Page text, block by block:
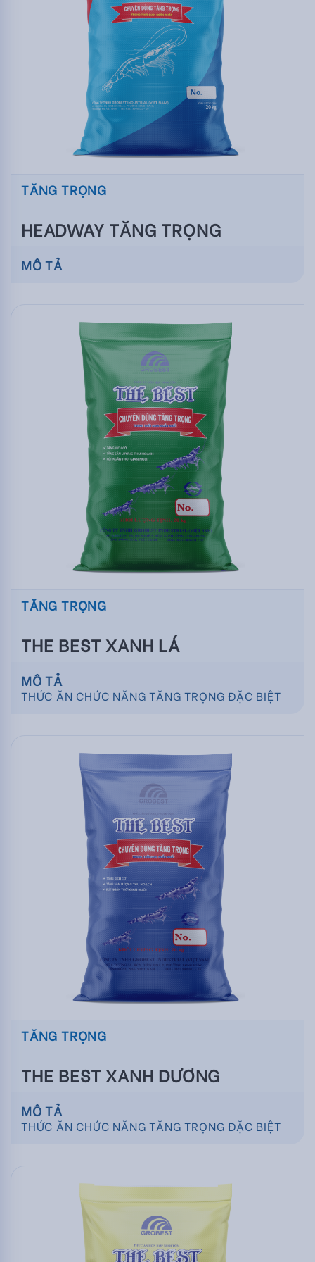
TĂNG TRỌNG
HEADWAY TĂNG TRỌNG
MÔ TẢ
TĂNG TRỌNG
THE BEST XANH LÁ
MÔ TẢ
THỨC ĂN CHỨC NĂNG TĂNG TRỌNG ĐẶC BIỆT
TĂNG TRỌNG
THE BEST XANH DƯƠNG
MÔ TẢ
THỨC ĂN CHỨC NĂNG TĂNG TRỌNG ĐẶC BIỆT